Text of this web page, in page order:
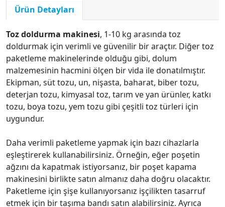
Ürün Detayları
Toz doldurma makinesi, 1-10 kg arasında toz
doldurmak için verimli ve güvenilir bir araçtır. Diğer toz
paketleme makinelerinde olduğu gibi, dolum
malzemesinin hacmini ölçen bir vida ile donatılmıştır.
Ekipman, süt tozu, un, nişasta, baharat, biber tozu,
deterjan tozu, kimyasal toz, tarım ve yan ürünler, katkı
tozu, boya tozu, yem tozu gibi çeşitli toz türleri için
uygundur.
Daha verimli paketleme yapmak için bazı cihazlarla
eşleştirerek kullanabilirsiniz. Örneğin, eğer poşetin
ağzını da kapatmak istiyorsanız, bir poşet kapama
makinesini birlikte satın almanız daha doğru olacaktır.
Paketleme için şişe kullanıyorsanız işçilikten tasarruf
etmek için bir taşıma bandı satın alabilirsiniz. Ayrıca